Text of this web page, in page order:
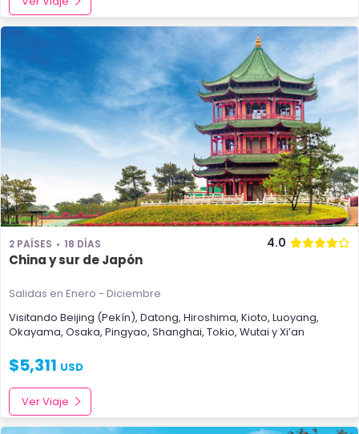
2 PAÍSES 18 DÍAS 4.0
China y sur de Japón
Salidas en Enero - Diciembre
Visitando Beijing (Pekín), Datong, Hiroshima, Kioto, Luoyang,
Okayama, Osaka, Pingyao, Shanghai, Tokio, Wutai yXi’an
$5,311 USD
Ver Viaje